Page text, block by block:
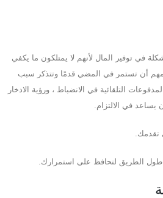
في توفير المال لأنهم لا يمتلكون ما يكفي
أن تستمر في المضي قدمًا وتتذكر سبب
التلقائية في الانضباط ، ورؤية الادخار
في الالتزام.
تقدمك.
الطريق لتحافظ على استمرارك.